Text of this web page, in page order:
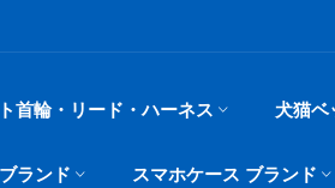
首輪・リード・ハーネス 犬猫ベ
ランド スマホケース ブランド